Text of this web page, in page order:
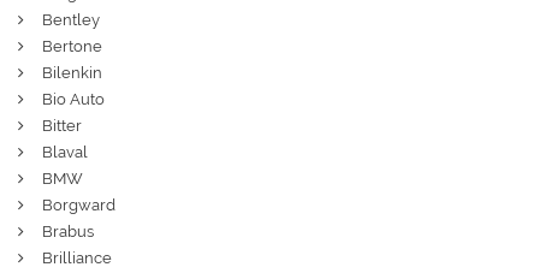
Bentley
Bertone
Bilenkin
Bio Auto
Bitter
Blaval
BMW
Borgward
Brabus
Brilliance